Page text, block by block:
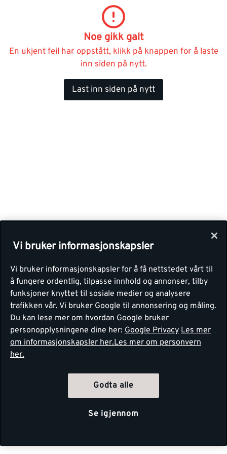
Noe gikk galt
En ukjent feil har oppstått, klikk på knappen for å laste
inn siden på nytt.
Last inn siden på nytt
Vi bruker informasjonskapsler
Vi bruker informasjonskapsler for å få nettstedet vårt til
å fungere ordentlig, tilpasse innhold og annonser, tilby
funksjoner knyttet til sosiale medier og analysere
trafikken vår. Vi bruker Google til annonsering og måling.
Du kan lese mer om hvordan Google bruker
personopplysningene dine her: Google Privacy Les mer
om informasjonskapsler her.Les mer om personvern
her.
Godta alle
Se igjennom